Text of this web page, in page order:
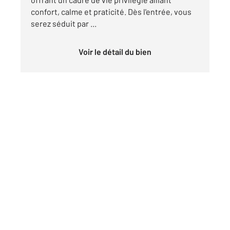
confort, calme et praticité. Dès l'entrée, vous
serez séduit par ...
Voir le détail du bien